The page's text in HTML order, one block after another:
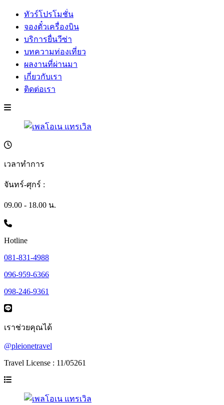
ทัวร์โปรโมชั่น
จองตั๋วเครื่องบิน
บริการยื่นวีซ่า
บทความท่องเที่ยว
ผลงานที่ผ่านมา
เกี่ยวกับเรา
ติดต่อเรา
เวลาทำการ
จันทร์-ศุกร์ :
09.00 - 18.00 น.
Hotline
081-831-4988
096-959-6366
098-246-9361
เราช่วยคุณได้
@pleionetravel
Travel License : 11/05261